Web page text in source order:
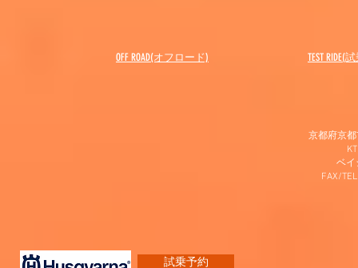
OFF ROAD(オフロード) ​TEST RIDE(
京都府京
ベイ
FAX/
試乗予約